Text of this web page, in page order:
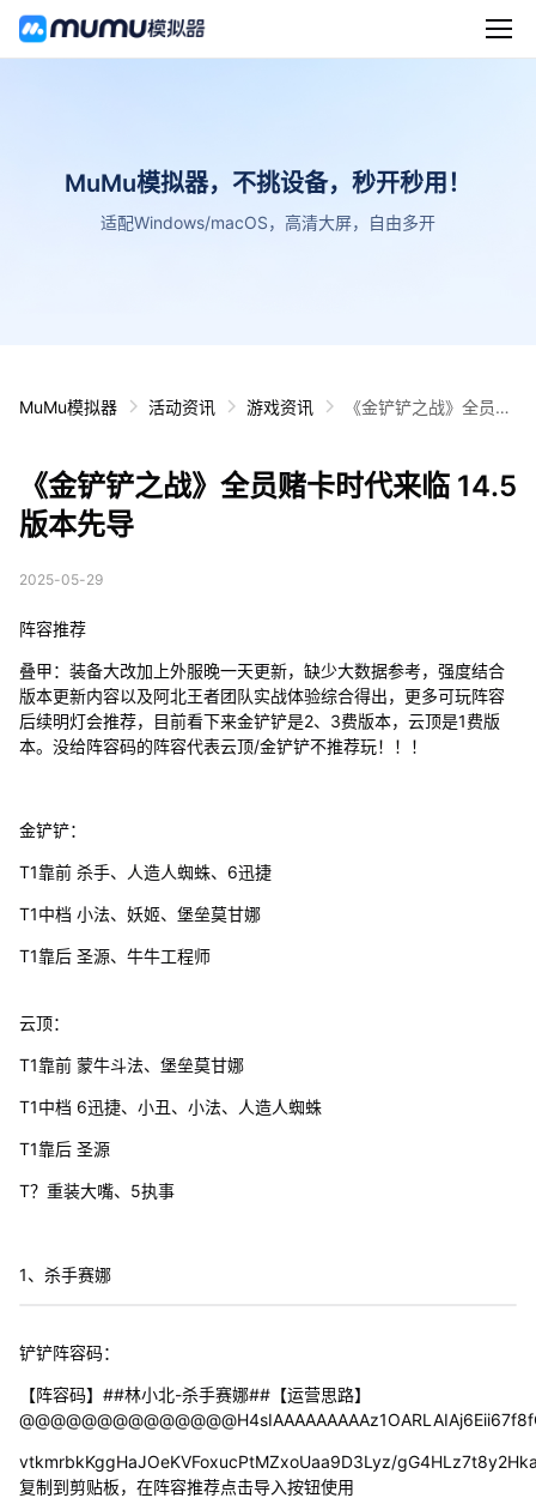
MuMu模拟器，不挑设备，秒开秒用！
适配Windows/macOS，高清大屏，自由多开
MuMu模拟器 活动资讯 游戏资讯
《金铲铲之战》全员赌
《金铲铲之战》全员赌卡时代来临 14.5
版本先导
2025-05-29
阵容推荐
叠甲：装备大改加上外服晚一天更新，缺少大数据参考，强度结合
版本更新内容以及阿北王者团队实战体验综合得出，更多可玩阵容
后续明灯会推荐，目前看下来金铲铲是2、3费版本，云顶是1费版
本。没给阵容码的阵容代表云顶/金铲铲不推荐玩！！！
金铲铲：
T1靠前 杀手、人造人蜘蛛、6迅捷
T1中档 小法、妖姬、堡垒莫甘娜
T1靠后 圣源、牛牛工程师
云顶：
T1靠前 蒙牛斗法、堡垒莫甘娜
T1中档 6迅捷、小丑、小法、人造人蜘蛛
T1靠后 圣源
T？重装大嘴、5执事
1、杀手赛娜
铲铲阵容码：
【阵容码】##林小北-杀手赛娜##【运营思路】
vtkmrbkKggHaJOeKVFoxucPtMZxoUaa9D3Lyz/
复制到剪贴板，在阵容推荐点击导入按钮使用